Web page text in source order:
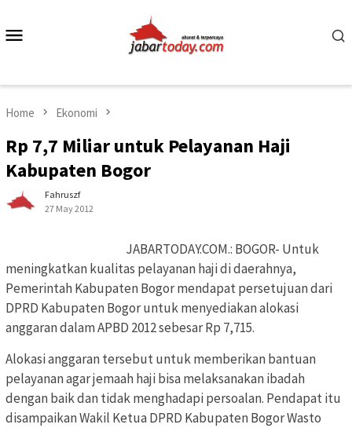
content
Home Ekonomi
Rp 7,7 Miliar untuk Pelayanan Haji
Kabupaten Bogor
Fahruszf
27 May 2012
JABARTODAY.COM.: BOGOR- Untuk
meningkatkan kualitas pelayanan haji di daerahnya,
Pemerintah Kabupaten Bogor mendapat persetujuan dari
DPRD Kabupaten Bogor untuk menyediakan alokasi
anggaran dalam APBD 2012 sebesar Rp 7,715.
Alokasi anggaran tersebut untuk memberikan bantuan
pelayanan agar jemaah haji bisa melaksanakan ibadah
dengan baik dan tidak menghadapi persoalan. Pendapat itu
disampaikan Wakil Ketua DPRD Kabupaten Bogor Wasto